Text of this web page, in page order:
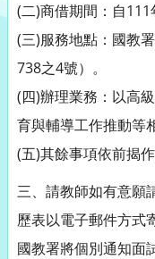
(二)商借期間：自111
(三)服務地點：國教
738之4號）。
(四)辦理業務：以高
育與輔導工作推動等
(五)其餘事項依前揭
三、請教師如有意願
歷表以電子郵件方式
國教署將個別通知面